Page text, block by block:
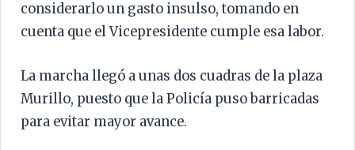
considerarlo un gasto insulso, tomando en
cuenta que el Vicepresidente cumple esa labor.
La marcha llegó a unas dos cuadras de la plaza
Murillo, puesto que la Policía puso barricadas
para evitar mayor avance.